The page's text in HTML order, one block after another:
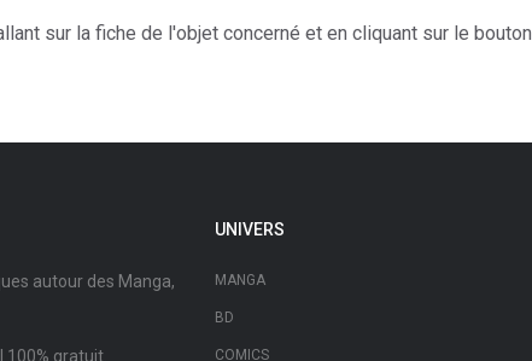
sur la fiche de l'objet concerné et en cliquant sur le bouton
autour des Manga,
gratuit.
UNIVERS
MANGA
BD
COMICS